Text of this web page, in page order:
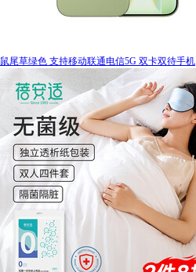
鼠尾草绿色 支持移动联通电信5G 双卡双待手机